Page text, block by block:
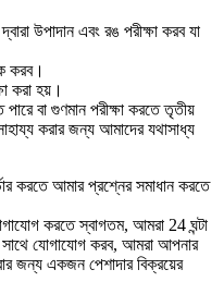
উপাদান এবং রঙ পরীক্ষা করব যা
করব।
করা হয়।
বা গুণমান পরীক্ষা করতে তৃতীয়
করার জন্য আমাদের যথাসাধ্য
করতে আমার প্রশ্নের সমাধান করতে
করতে স্বাগতম, আমরা 24 ঘন্টা
যোগাযোগ করব, আমরা আপনার
জন্য একজন পেশাদার বিক্রয়ের